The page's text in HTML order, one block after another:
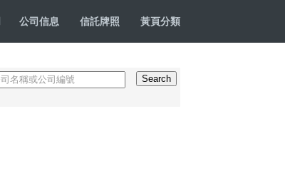
公司信息 信託牌照 黃頁分類